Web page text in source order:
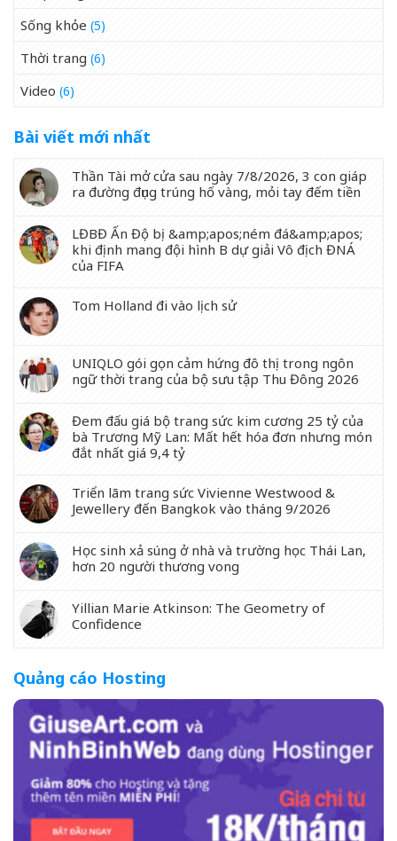
Sống khỏe (5)
Thời trang (6)
Video (6)
Bài viết mới nhất
Thần Tài mở cửa sau ngày 7/8/2026, 3 con giáp
ra đường đụng trúng hố vàng, mỏi tay đếm tiền
LĐBĐ Ấn Độ bị &amp;apos;ném đá&amp;apos;
khi định mang đội hình B dự giải Vô địch ĐNÁ
của FIFA
Tom Holland đi vào lịch sử
UNIQLO gói gọn cảm hứng đô thị trong ngôn
ngữ thời trang của bộ sưu tập Thu Đông 2026
Đem đấu giá bộ trang sức kim cương 25 tỷ của
bà Trương Mỹ Lan: Mất hết hóa đơn nhưng món
đắt nhất giá 9,4 tỷ
Triển lãm trang sức Vivienne Westwood &
Jewellery đến Bangkok vào tháng 9/2026
Học sinh xả súng ở nhà và trường học Thái Lan,
hơn 20 người thương vong
Yillian Marie Atkinson: The Geometry of
Confidence
Quảng cáo Hosting